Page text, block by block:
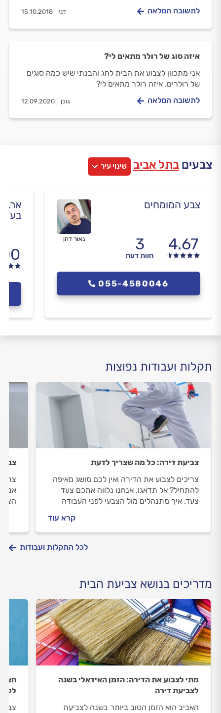
דני 15.10.2018 לתשובה המלאה
איזה סוג של רולר מתאים לי?
אני מתכוון לצבוע את הבית לחג והבנתי שיש כמה סוגים
של רולרים. איזה רולר מתאים לי?
גולן 12.09.2020 לתשובה המלאה
צבעים בתל אביב שינוי עיר
צבע המומחים
4.67
3
חוות דעת
נאור דהן
055-4580046
בע"מ
תקלות ועבודות נפוצות
צביעת דירה: כל מה שצריך לדעת
צריכים לצבוע את הדירה ואין לכם מושג מאיפה
להתחיל? אל תדאגו, אנחנו נלווה אתכם צעד
צעד. איך מתנהלים מול הצבעי לפני העבודה
קרא עוד
לכל התקלות ועבודות
מדריכים בנושא צביעת הבית
מתי לצבוע את הדירה: הזמן האידאלי בשנה
לצביעת דירה
האביב הוא הזמן הטוב ביותר בשנה לצביעת
חצי
צבע